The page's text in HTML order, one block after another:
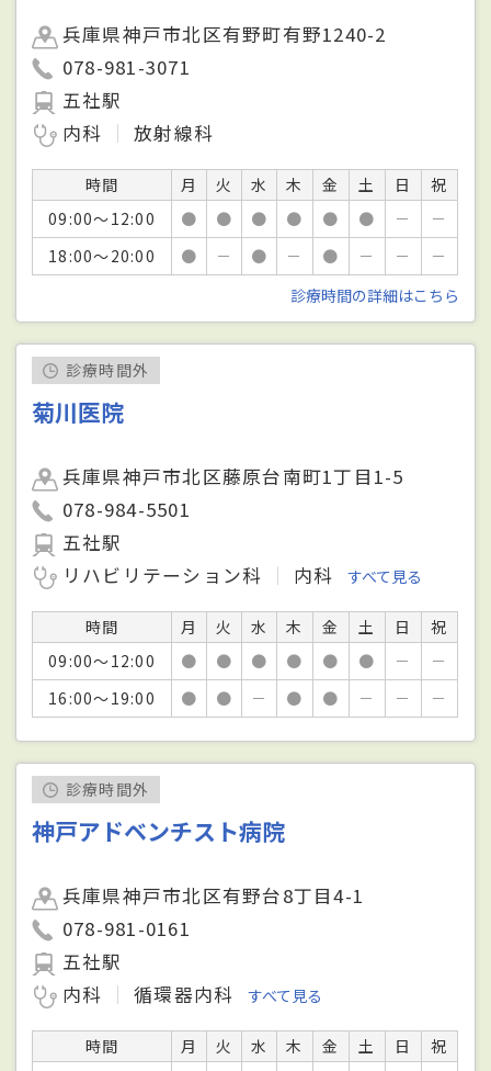
兵庫県神戸市北区有野町有野1240-2
078-981-3071
五社駅
内科
放射線科
時間 月 火 水 木 金 土 日
祝
09:00～12:00
● ● ● ● ● ● －
－
18:00～20:00
● － ● － ● － －
－
診療時間の詳細はこちら
診療時間外
菊川医院
兵庫県神戸市北区藤原台南町1丁目1-5
078-984-5501
五社駅
リハビリテーション科
内科 すべて見る
時間 月 火 水 木 金 土 日
祝
09:00～12:00
● ● ● ● ● ● －
－
16:00～19:00
● ● － ● ● － － －
診療時間外
神戸アドベンチスト病院
兵庫県神戸市北区有野台8丁目4-1
078-981-0161
五社駅
内科
循環器内科 すべて見る
時間 月 火 水 木 金 土 日
祝